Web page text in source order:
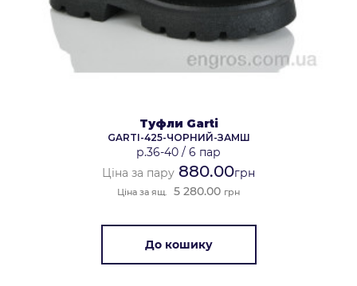
Туфли Garti
GARTI-425-ЧОРНИЙ-ЗАМШ
р.36-40 / 6 пар
Ціна за пару 880.00грн
Ціна за ящ. 5 280.00 грн
До кошику